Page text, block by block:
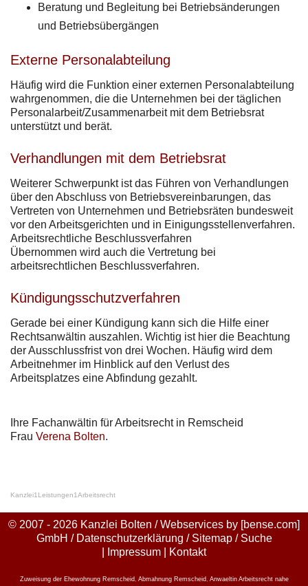
Beratung und Begleitung bei Betriebsänderungen
und Betriebsübergängen
Externe Personalabteilung
Häufig wird die Funktion einer externen Personalabteilung
wahrgenommen, die die Unternehmen bei der täglichen
Personalarbeit/Zusammenarbeit mit dem Betriebsrat
unterstützt und berät.
Verhandlungen mit dem Betriebsrat
Weiterer Schwerpunkt ist das Führen von Verhandlungen
über den Abschluss von Betriebsvereinbarungen, das
Vertreten von Unternehmen und Betriebsräten bundesweit
vor den Arbeitsgerichten und in Einigungsstellenverfahren.
Arbeitsrechtliche Beschlussverfahren
Übernommen wird auch die Vertretung bei
arbeitsrechtlichen Beschlussverfahren.
Kündigungsschutzverfahren
Gerade bei einer Kündigung kann sich die Hilfe einer
Rechtsanwältin auszahlen. Wichtig ist hier die Beachtung
der Ausschlussfrist von drei Wochen. Häufig wird dem
Arbeitnehmer im Hinblick auf den Verlust des
Arbeitsplatzes eine Abfindung gezahlt.
Ihre Fachanwältin für Arbeitsrecht in Remscheid
Frau Verena Bolten.
Kanzlei1 Leistungen1Arbeitsrecht
© 2007 - 2026 Kanzlei Bolten / Webservices by [bense.com]
GmbH / Datenschutzerklärung / Sitemap/ Suche
Impressum Kontakt
Zuweisung der Ehewohnung Remscheid Abmahnung Remscheid Anwaeltin Arbeitsrecht nahe